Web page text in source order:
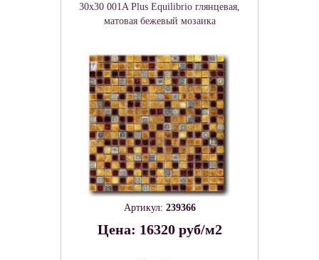
30x30 001A Plus Equilibrio глянцевая,
матовая бежевый мозаика
Артикул: 239366
Цена: 16320 руб/м2